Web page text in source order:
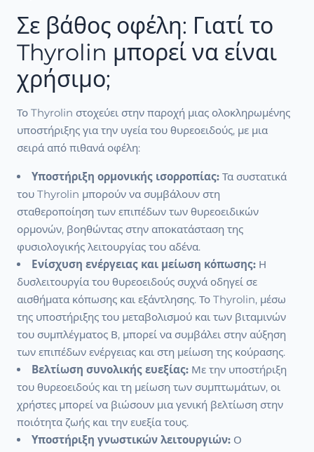
Σε βάθος οφέλη: Γιατί το
Thyrolin μπορεί να είναι
χρήσιμο;
Το Thyrolin στοχεύει στην παροχή μιας ολοκληρωμένης
υποστήριξης για την υγεία του θυρεοειδούς, με μια
σειρά από πιθανά οφέλη:
Υποστήριξη ορμονικής ισορροπίας: Τα συστατικά
του Thyrolin μπορούν να συμβάλουν στη
σταθεροποίηση των επιπέδων των θυρεοειδικών
ορμονών, βοηθώντας στην αποκατάσταση της
φυσιολογικής λειτουργίας του αδένα.
Ενίσχυση ενέργειας και μείωση κόπωσης: Η
δυσλειτουργία του θυρεοειδούς συχνά οδηγεί σε
αισθήματα κόπωσης και εξάντλησης. Το Thyrolin, μέσω
της υποστήριξης του μεταβολισμού και των βιταμινών
του συμπλέγματος Β, μπορεί να συμβάλει στην αύξηση
των επιπέδων ενέργειας και στη μείωση της κούρασης.
Βελτίωση συνολικής ευεξίας: Με την υποστήριξη
του θυρεοειδούς και τη μείωση των συμπτωμάτων, οι
χρήστες μπορεί να βιώσουν μια γενική βελτίωση στην
ποιότητα ζωής και την ευεξία τους.
Υποστήριξη γνωστικών λειτουργιών: Ο